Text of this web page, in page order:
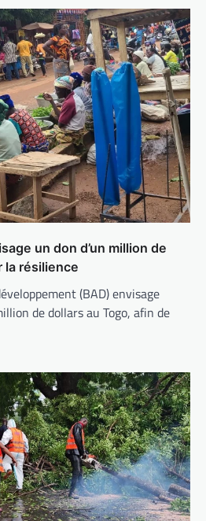
un don d’un million de
la résilience
(BAD) envisage
de dollars au Togo, afin de